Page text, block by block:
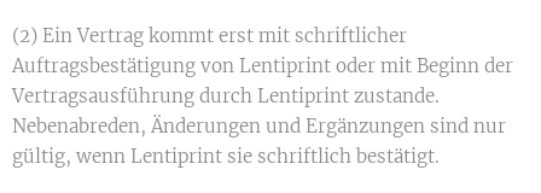
(2) Ein Vertrag kommt erst mit schriftlicher
Auftragsbestätigung von Lentiprint oder mit Beginn der
Vertragsausführung durch Lentiprint zustande.
Nebenabreden, Änderungen und Ergänzungen sind nur
gültig, wenn Lentiprint sie schriftlich bestätigt.